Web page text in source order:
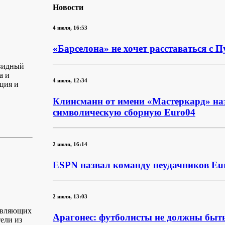
и
и
из
Новости
4 июля, 16:53
«Барселона» не хочет расставаться с
4 июля, 12:34
Клинсманн от имени «Мастеркард»
символическую сборную Euro04
2 июля, 16:14
ESPN назвал команду неудачников
2 июля, 13:03
Арагонес: футболисты не должны